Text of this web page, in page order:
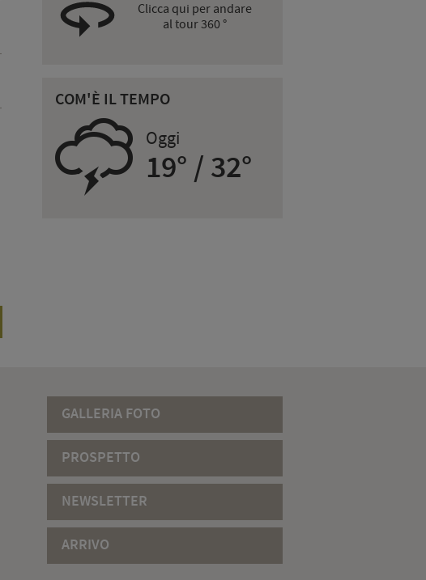
Clicca qui per andare
al tour 360 °
COM'È IL TEMPO
0 Oggi
19° / 32°
GALLERIA FOTO
PROSPETTO
NEWSLETTER
ARRIVO